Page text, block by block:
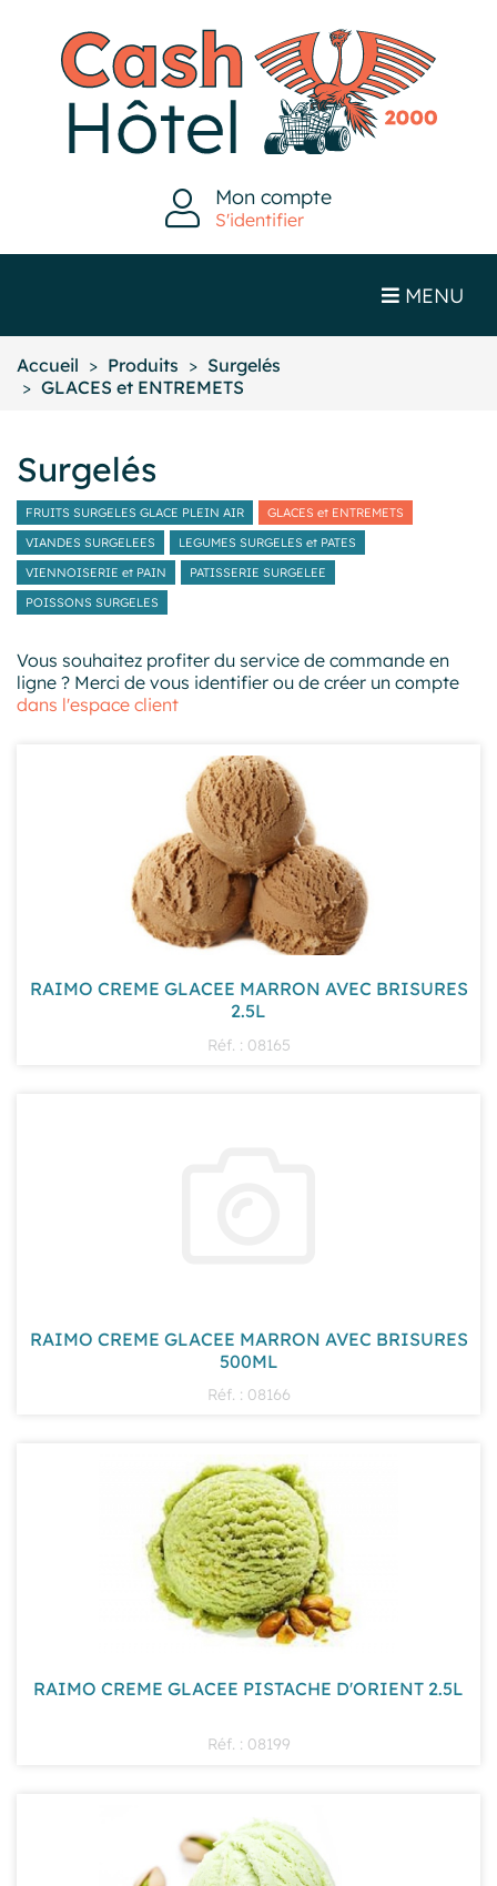
Mon compte
S'identifier
MENU
Accueil Produits
Surgelés
GLACES et ENTREMETS
Surgelés
FRUITS SURGELES GLACE PLEIN AIR
GLACES et ENTREMETS
VIANDES SURGELEES
LEGUMES SURGELES et PATES
VIENNOISERIE et PAIN
PATISSERIE SURGELEE
POISSONS SURGELES
Vous souhaitez profiter du service de commande en
ligne ? Merci de vous identifier ou de créer un compte
dans l'espace client
RAIMO CREME GLACEE MARRON AVEC BRISURES
2.5L
Réf. : 08165
RAIMO CREME GLACEE MARRON AVEC BRISURES
500ML
Réf. : 08166
RAIMO CREME GLACEE PISTACHE D'ORIENT 2.5L
Réf. : 08199